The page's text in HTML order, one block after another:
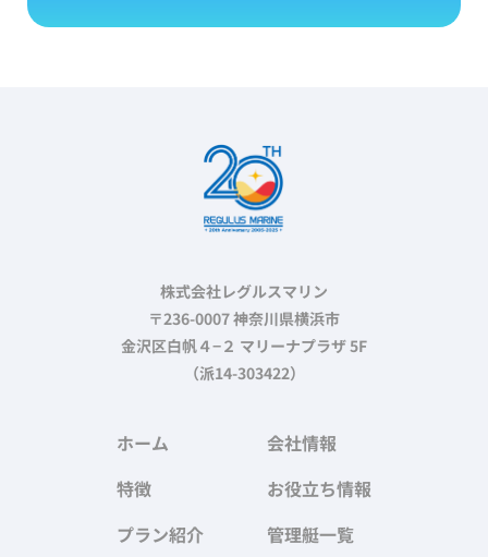
株式会社レグルスマリン
〒236-0007 神奈川県横浜市
金沢区白帆４−２ マリーナプラザ 5F
（派14-303422）
ホーム
特徴
プラン紹介
会社情報
お役立ち情報
管理艇一覧